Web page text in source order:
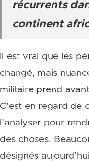
récurrents
continent
Il est vrai que les
changé, mais
militaire prend
C’est en regard de
l’analyser pour
des choses.
désignés